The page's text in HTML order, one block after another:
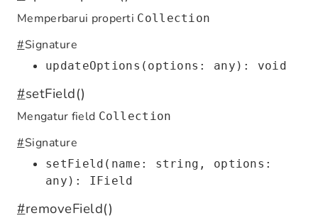
Memperbarui properti Collection
#Signature
updateOptions(options: any): void
#setField()
Mengatur field Collection
#Signature
setField(name: string, options:
any): IField
#removeField()